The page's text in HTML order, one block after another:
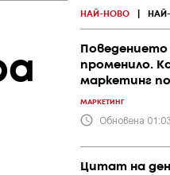
НАЙ-НОВО
Поведението
променило.
маркетинг
МАРКЕТИНГ
Обновена
Цитат на